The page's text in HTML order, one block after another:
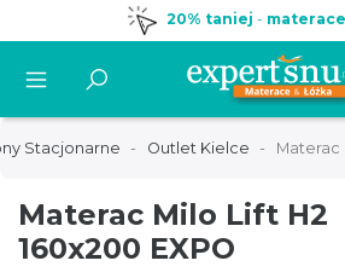
20% taniej - materace
Stacjonarne Outlet Kielce Materac
Materac Milo Lift H2
160x200 EXPO